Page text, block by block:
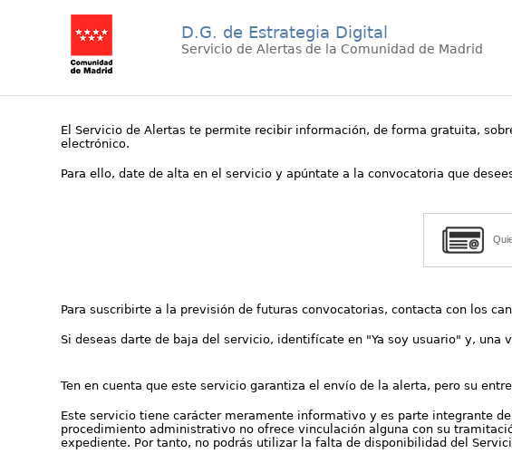
D.G. de Estrategia Digital
Servicio de Alertas de la Comunidad de Madrid
El Servicio de Alertas te permite recibir información, de forma gratuita,
electrónico.
Para ello, date de alta en el servicio y apúntate a la convocatoria que
Para suscribirte a la previsión de futuras convocatorias, contacta con los
Si deseas darte de baja del servicio, identifícate en "Ya soy usuario" y, una
Ten en cuenta que este servicio garantiza el envío de la alerta, pero su
Este servicio tiene carácter meramente informativo y es parte integrante
procedimiento administrativo no ofrece vinculación alguna con su
expediente. Por tanto, no podrás utilizar la falta de disponibilidad del